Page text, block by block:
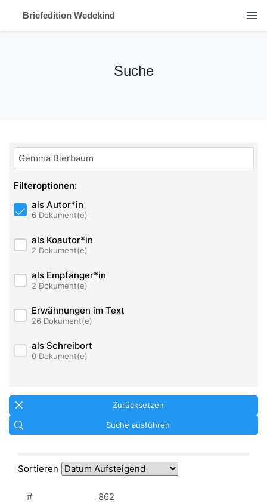
Briefedition Wedekind menu
Suche
Bitte geben Sie hier ihren Suchbegriff ein:
Filteroptionen:
als Autor*in
6 Dokument(e)
als Koautor*in
2 Dokument(e)
als Empfänger*in
2 Dokument(e)
Erwähnungen im Text
26 Dokument(e)
als Schreibort
0 Dokument(e)
Zurücksetzen
Suche ausführen
Sortieren
# 862